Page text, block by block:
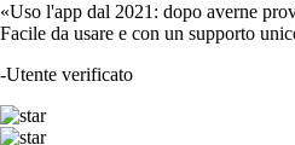
«Uso l'app dal 2021: dopo averne
Facile da usare e con un supporto
-Utente verificato